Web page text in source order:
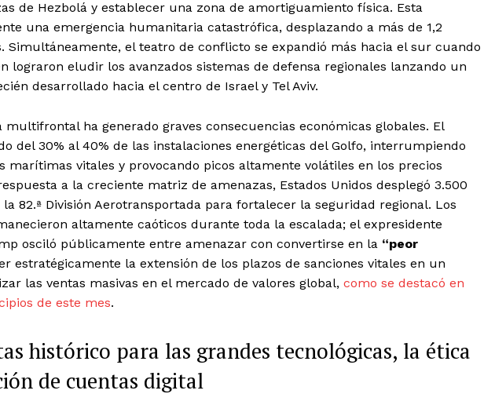
de Hezbolá y establecer una zona de amortiguamiento física. Esta
una emergencia humanitaria catastrófica, desplazando a más de 1,2
Simultáneamente, el teatro de conflicto se expandió más hacia el sur cuando
lograron eludir los avanzados sistemas de defensa regionales lanzando un
desarrollado hacia el centro de Israel y Tel Aviv.
multifrontal ha generado graves consecuencias económicas globales. El
del 30% al 40% de las instalaciones energéticas del Golfo, interrumpiendo
vitales y provocando picos altamente volátiles en los precios
a la creciente matriz de amenazas, Estados Unidos desplegó 3.500
82.ª División Aerotransportada para fortalecer la seguridad regional. Los
altamente caóticos durante toda la escalada; el expresidente
osciló públicamente entre amenazar con convertirse en la “peor
estratégicamente la extensión de los plazos de sanciones vitales en un
las ventas masivas en el mercado de valores global, como se destacó en
de este mes.
histórico para las grandes tecnológicas, la ética
de cuentas digital